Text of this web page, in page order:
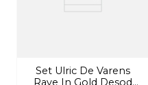
Set Ulric De Varens